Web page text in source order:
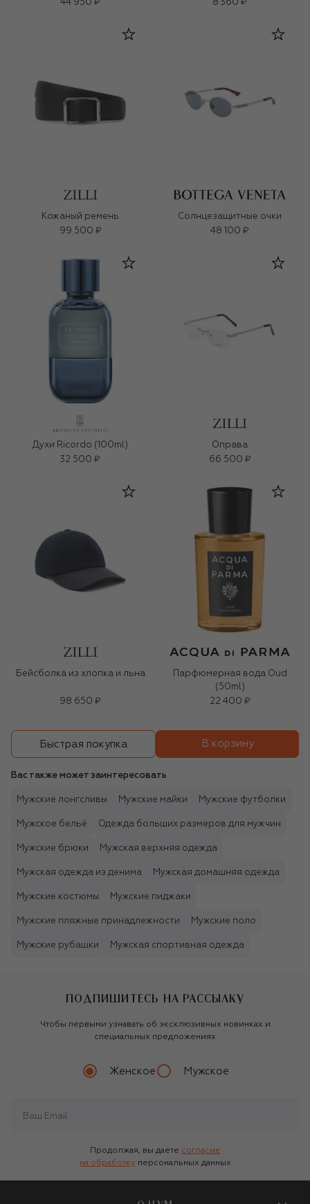
44 950 ₽
8 360 ₽
Кожаный ремень
99 500 ₽
Солнцезащитные очки
48 100 ₽
Духи Ricordo (100ml)
32 500 ₽
Оправа
66 500 ₽
Бейсболка из хлопка и льна
98 650 ₽
Парфюмерная вода Oud
(50ml)
22 400 ₽
Быстрая покупка В корзину
Вас также может заинтересовать
Мужские лонгсливы Мужские майки Мужские футболки
Мужское бельё Одежда больших размеров для мужчин
Мужские брюки Мужская верхняя одежда
Мужская одежда из денима Мужская домашняя одежда
Мужские костюмы Мужские пиджаки
Мужские пляжные принадлежности Мужские поло
Мужские рубашки Мужская спортивная одежда
ПОДПИШИТЕСЬ НА РАССЫЛКУ
Чтобы первыми узнавать об эксклюзивных новинках и
специальных предложениях
Женское Мужское
Продолжая, вы даете согласие
на обработку персональных данных